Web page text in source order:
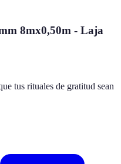
8mx0,50m - Laja
tus rituales de gratitud sean